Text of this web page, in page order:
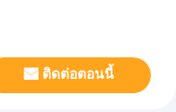
ติดต่อตอนนี้